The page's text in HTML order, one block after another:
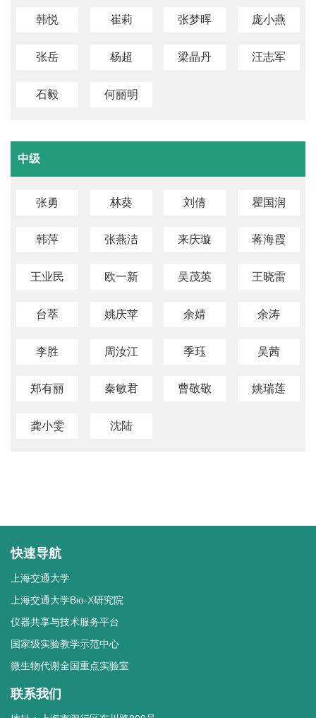
韩悦 崔莉 张梦晖 庞小燕
张岳 杨超 梁晶丹 汪志军
石毅 何丽明
中级
张勇 林葵 刘倩 瞿国润
韩萍 张燕洁 来庆璇 蒋海霞
王业民 欧一新 吴茂英 王晓雷
台萃 姚庆苹 余婧 余涛
李胜 周汝江 季珏 吴茜
郑有丽 秦敏君 曹敬敬 姚瑞莲
龚小雯 沈陆
快速导航
上海交通大学
上海交通大学Bio-X研究院
仪器共享与技术服务平台
国家级实验教学示范中心
微生物代谢全国重点实验室
联系我们